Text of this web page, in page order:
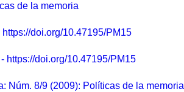
de la memoria
doi.org/10.47195/PM15
https://doi.org/10.47195/PM15
Núm. 8/9 (2009): Políticas de la memoria